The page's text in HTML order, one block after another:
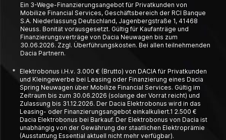
Ein 3-Wege-Finanzierungsangebot für Privatkunden von
Mobilize Financial Services, Geschäftsbereich der RCI Banque
S.A. Niederlassung Deutschland, Jagenbergstraße 1, 41468
Neuss. Bonität vorausgesetzt. Gültig für Kaufanträge und
Finanzierungsverträge von Dacia Neuwagen bis zum
30.06.2026. Zzgl. Überführungskosten. Bei allen teilnehmenden
Dacia Partnern.
*
Elektrobonus i.H.v. 3.000 € (Brutto) von DACIA für Privatkunden
und Kleingewerbe bei Leasing oder Finanzierung eines Dacia
Spring Neuwagen über Mobilize Financial Services. Gültig im
Zeitraum bis zum 30.06.2026 (solange der Vorrat reicht) und
Zulassung bis 31.12.2026. Der Dacia Elektrobonus wird in das
Leasing- oder Finanzierungsangebot einkalkuliert.1 2.500 €
Dacia Elektrobonus bei Barkauf. Der Elektrobonus von Dacia ist
unabhängig von der Gewährung der staatlichen Elektroprämie
(Ausstattung Essential aktuell nicht mehr verfügbar).